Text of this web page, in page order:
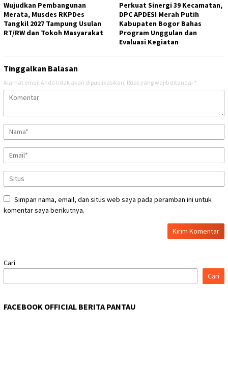
Wujudkan Pembangunan
Merata, Musdes RKPDes
Tangkil 2027 Tampung Usulan
RT/RW dan Tokoh Masyarakat
Perkuat Sinergi 39 Kecamatan,
DPC APDESI Merah Putih
Kabupaten Bogor Bahas
Program Unggulan dan
Evaluasi Kegiatan
Tinggalkan Balasan
Alamat email Anda tidak akan dipublikasikan. Ruas yang wajib ditandai *
Simpan nama, email, dan situs web saya pada peramban ini untuk
komentar saya berikutnya.
Cari
Cari
FACEBOOK OFFICIAL BERITA PANTAU